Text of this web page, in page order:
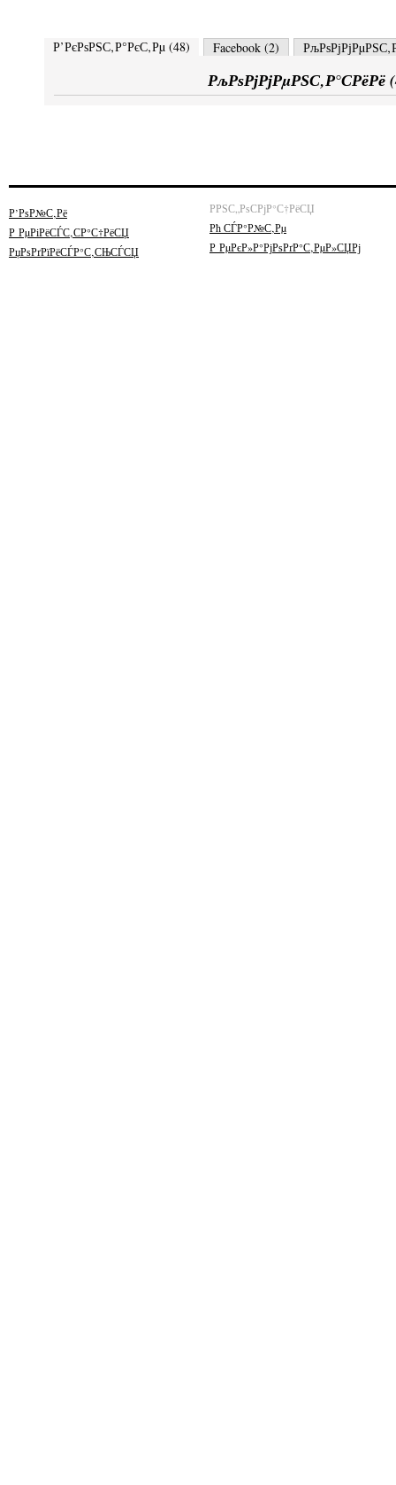
Р’РєРѕРЅС‚Р°РєС‚Рµ (48) Facebook (2)
РљРѕРјРјРµРЅС‚Р°СРёРё (
Р’РѕР№С‚Рё
Р РµРіРёСЃС‚СР°С†РёСЏ
РџРѕРґРїРёСЃР°С‚СЊСЃСЏ
РРЅС„РѕСРјР°С†РёСЏ
Рћ СЃР°Р№С‚Рµ
Р РµРєР»Р°РјРѕРґР°С‚РµР»СЏРј